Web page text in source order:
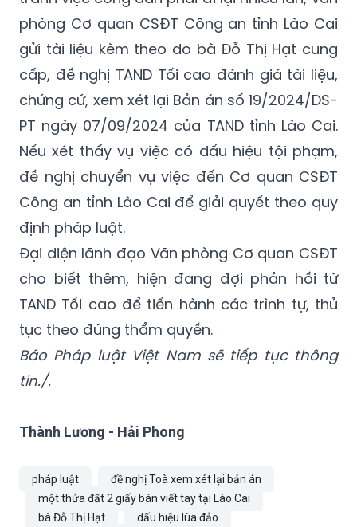
phòng Cơ quan CSĐT Công an tỉnh Lào Cai
gửi tài liệu kèm theo do bà Đỗ Thị Hạt cung
cấp, đề nghị TAND Tối cao đánh giá tài liệu,
chứng cứ, xem xét lại Bản án số 19/2024/DS-
PT ngày 07/09/2024 của TAND tỉnh Lào Cai.
Nếu xét thấy vụ việc có dấu hiệu tội phạm,
đề nghị chuyển vụ việc đến Cơ quan CSĐT
Công an tỉnh Lào Cai để giải quyết theo quy
định pháp luật.
Đại diện lãnh đạo Văn phòng Cơ quan CSĐT
cho biết thêm, hiện đang đợi phản hồi từ
TAND Tối cao để tiến hành các trình tự, thủ
tục theo đúng thẩm quyền.
Báo Pháp luật Việt Nam sẽ tiếp tục thông
tin./.
Thành Lương - Hải Phong
pháp luật
đề nghị Toà xem xét lại bản án
một thửa đất 2 giấy bán viết tay tại Lào Cai
bà Đỗ Thị Hạt
dấu hiệu lùa đảo